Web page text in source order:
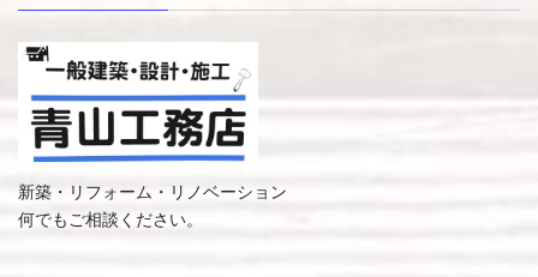
新築・リフォーム・リノベーション
何でもご相談ください。